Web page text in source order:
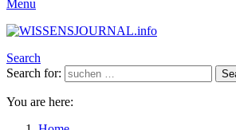
Menu
Search
Search for:
You are here: